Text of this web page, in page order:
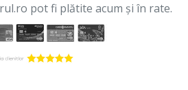
pot fi plătite acum și în rate.